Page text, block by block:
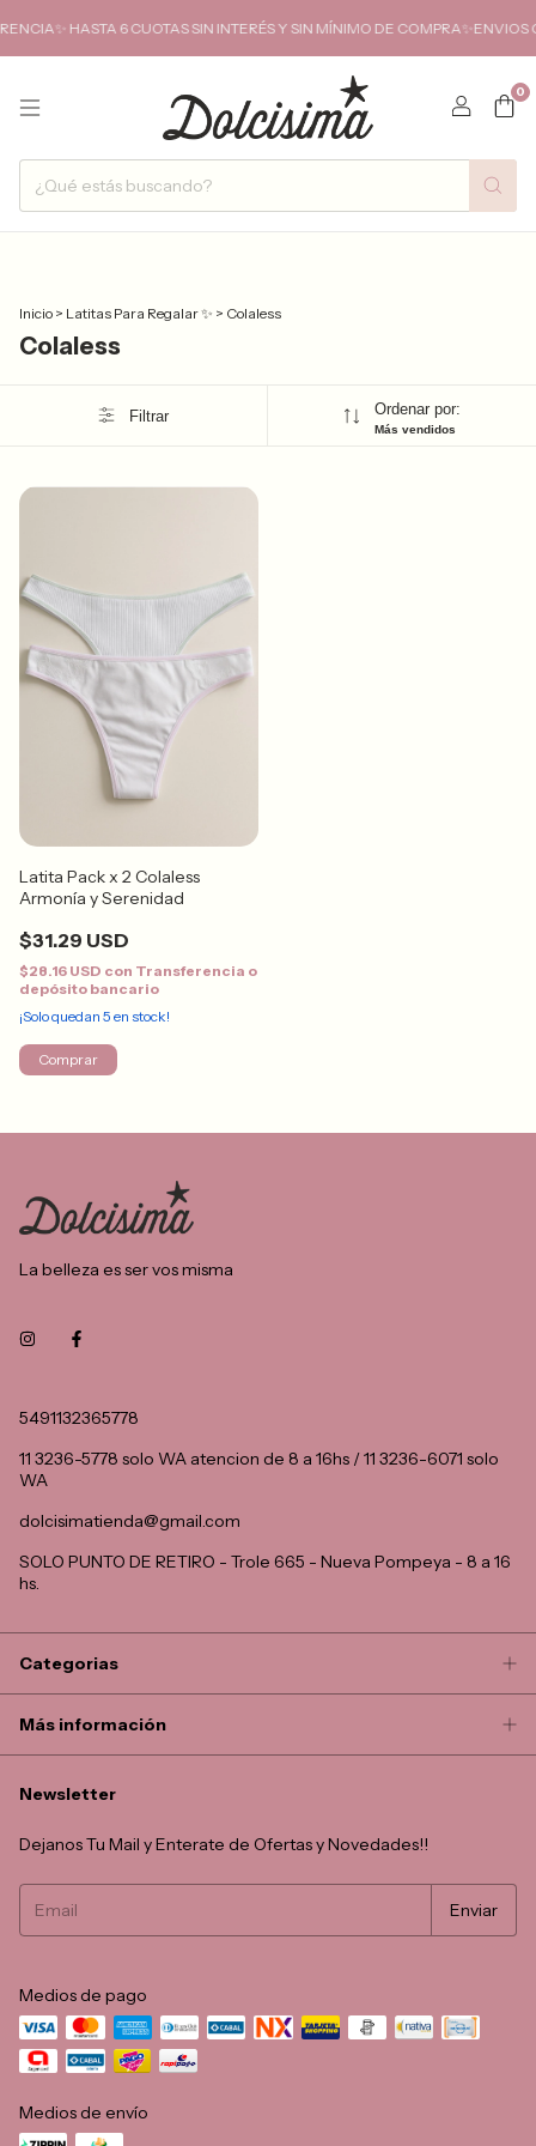
HASTA 6 CUOTAS SIN INTERÉS Y SIN MÍNIMO DE COMPRA✨ENVIOS
0
Inicio > Latitas Para Regalar ✨ > Colaless
Colaless
Filtrar Ordenar por:
Más vendidos
Latita Pack x 2 Colaless
Armonía y Serenidad
$31.29 USD
$28.16 USD con Transferencia o
depósito bancario
¡Solo quedan 5 en stock!
Comprar
La belleza es ser vos misma
5491132365778
11 3236-5778 solo WA atencion de 8 a 16hs / 11 3236-6071 solo
WA
dolcisimatienda@gmail.com
SOLO PUNTO DE RETIRO - Trole 665 - Nueva Pompeya - 8 a 16
hs.
Categorias
Más información
Newsletter
Dejanos Tu Mail y Enterate de Ofertas y Novedades!!
Medios de pago
Medios de envío